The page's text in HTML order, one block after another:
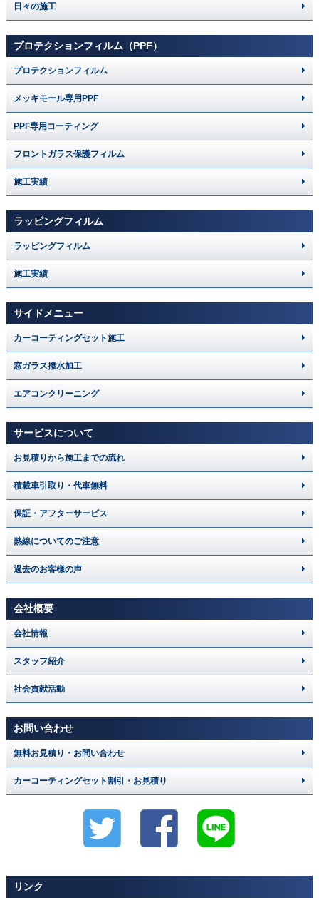
日々の施工
プロテクションフィルム（PPF）
プロテクションフィルム
メッキモール専用PPF
PPF専用コーティング
フロントガラス保護フィルム
施工実績
ラッピングフィルム
ラッピングフィルム
施工実績
サイドメニュー
カーコーティングセット施工
窓ガラス撥水加工
エアコンクリーニング
サービスについて
お見積りから施工までの流れ
積載車引取り・代車無料
保証・アフターサービス
熱線についてのご注意
過去のお客様の声
会社概要
会社情報
スタッフ紹介
社会貢献活動
お問い合わせ
無料お見積り・お問い合わせ
カーコーティングセット割引・お見積り
リンク